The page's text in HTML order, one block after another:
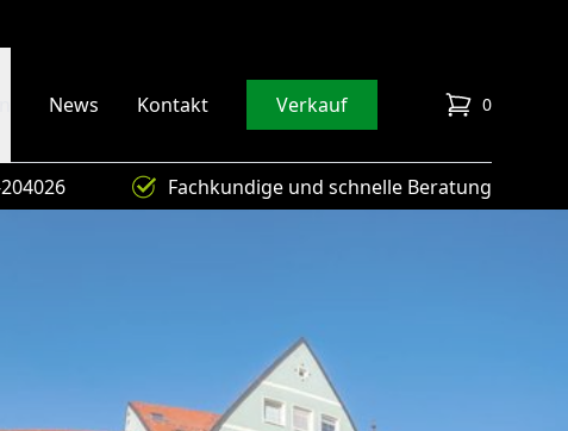
News Kontakt Verkauf 0
items in cart
Fachkundige und schnelle Beratung